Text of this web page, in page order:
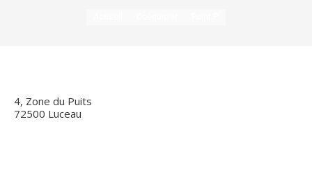
4, Zone du Puits
72500 Luceau